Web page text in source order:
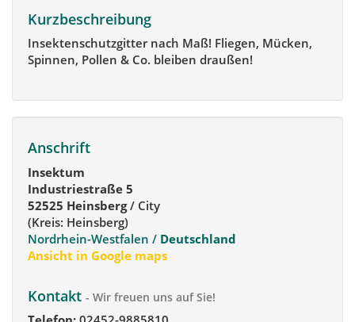
Kurzbeschreibung
Insektenschutzgitter nach Maß! Fliegen, Mücken,
Spinnen, Pollen & Co. bleiben draußen!
Anschrift
Insektum
Industriestraße 5
52525 Heinsberg/ City
(Kreis: Heinsberg)
Nordrhein-Westfalen / Deutschland
Ansicht in Google maps
Kontakt - Wir freuen uns auf Sie!